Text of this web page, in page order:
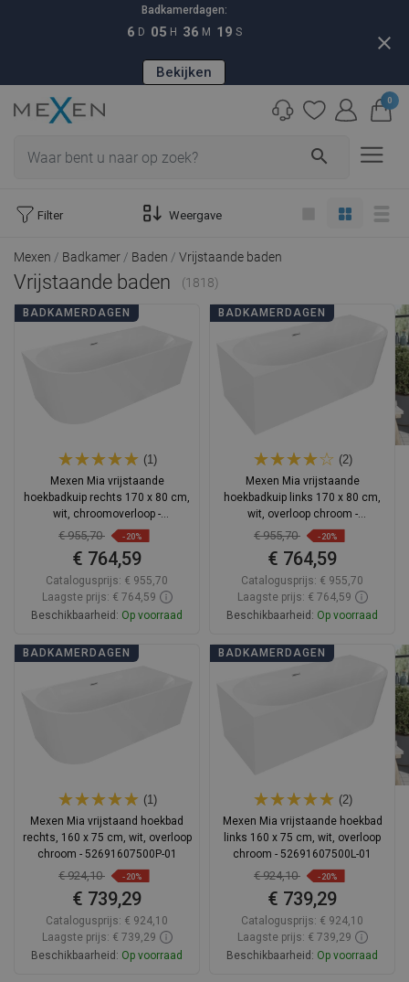
Badkamerdagen:
6 D 05 H 36 M 18 S
Bekijken
close
search
0
Filter Weergave
Mexen Badkamer Baden Vrijstaande baden
Vrijstaande baden (1818)
BADKAMERDAGEN
(1)
Mexen Mia vrijstaande
hoekbadkuip rechts 170 x 80 cm,
wit, chroomoverloop -
52691708000P-01
€ 955,70 -20%
€ 764,59
Catalogusprijs: € 955,70
Laagste prijs: € 764,59
Beschikbaarheid: Op voorraad
In winkelwagen
BADKAMERDAGEN
(2)
Mexen Mia vrijstaande
hoekbadkuip links 170 x 80 cm,
wit, overloop chroom -
52691708000L-01
€ 955,70 -20%
€ 764,59
Catalogusprijs: € 955,70
Laagste prijs: € 764,59
Beschikbaarheid: Op voorraad
In winkelwagen
BADKAMERDAGEN
(1)
Mexen Mia vrijstaand hoekbad
rechts, 160 x 75 cm, wit, overloop
chroom - 52691607500P-01
€ 924,10 -20%
€ 739,29
Catalogusprijs: € 924,10
Laagste prijs: € 739,29
Beschikbaarheid: Op voorraad
BADKAMERDAGEN
(2)
Mexen Mia vrijstaande hoekbad
links 160 x 75 cm, wit, overloop
chroom - 52691607500L-01
€ 924,10 -20%
€ 739,29
Catalogusprijs: € 924,10
Laagste prijs: € 739,29
Beschikbaarheid: Op voorraad